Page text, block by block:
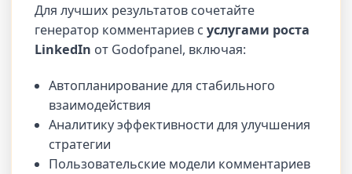
Для лучших результатов сочетайте
генератор комментариев суслугами роста
LinkedIn от Godofpanel, включая:
Автопланирование для стабильного
взаимодействия
Аналитику эффективности для улучшения
стратегии
Пользовательские модели комментариев